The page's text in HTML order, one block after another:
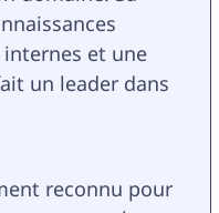
et une
un leader dans
reconnu pour